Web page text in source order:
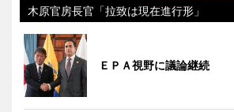
木原官房長官「拉致は現在進行形」
ＥＰＡ視野に議論継続